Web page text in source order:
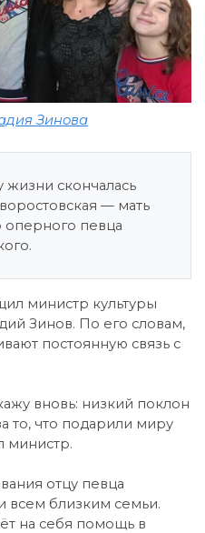
Зинова
жизни скончалась
— мать
оперного певца
министр культуры
Зинов. По его словам,
постоянную связь с
вновь: низкий поклон
то, что подарили миру
министр.
отцу певца
всем близким семьи.
на себя помощь в